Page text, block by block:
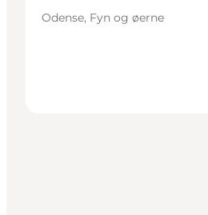
Odense, Fyn og øerne